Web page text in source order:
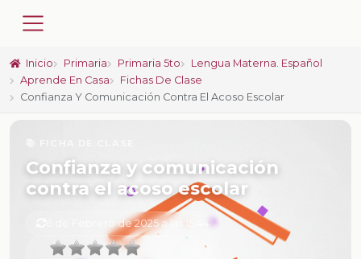
Inicio Primaria Primaria 5to
Lengua Materna. Español
Aprende En Casa
Fichas De Clase
Confianza Y Comunicación Contra El Acoso Escolar
Confianza y comunicación
contra el acoso escolar
6 de Febrero de 2025 a las 15:44